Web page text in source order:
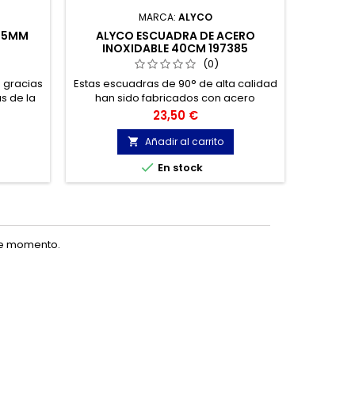
gracias
de la
de
de
la
MARCA: ALYCO
ALYCO ESCUADRA DE ACERO
INOXIDABLE 40CM 197385
(0)
Estas escuadras de 90° de alta calidad
han sido fabricados con acero
inoxidable endurecido de alta
resistencia para un funcionamiento de
larga duración y una durabilidad
extrema.
Precio
23,50 €
 Añadir al carrito
 En stock
momento.